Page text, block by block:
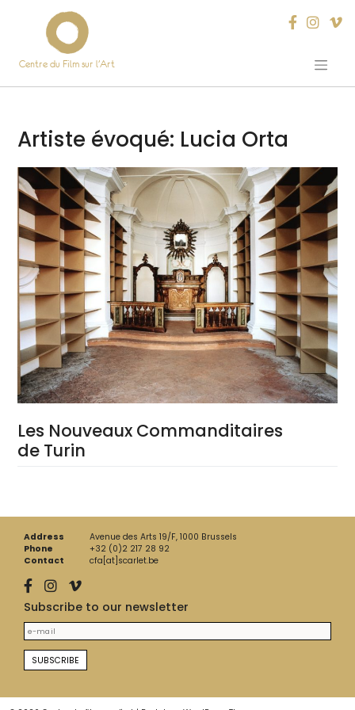
Centre du Film sur l’Art
Artiste évoqué: Lucia Orta
Les Nouveaux Commanditaires
de Turin
Address
Avenue des Arts 19/F, 1000 Brussels
Phone
+32 (0)2 217 28 92
Contact
cfa[at]scarlet.be
Subscribe to our newsletter